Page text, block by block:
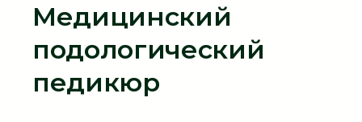
Медицинский
подологический
педикюр